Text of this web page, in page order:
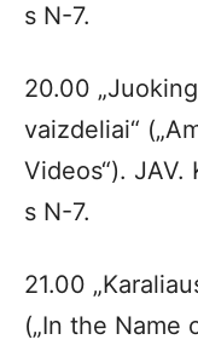
s N-7.
20.00
vaizdeliai“
Videos“). JAV.
s N-7.
21.00
(„In the Name